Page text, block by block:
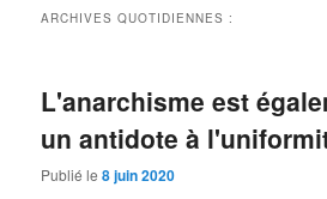
ARCHIVES QUOTIDIENNES :
L'anarchisme est
un antidote à
Publié le8 juin 2020